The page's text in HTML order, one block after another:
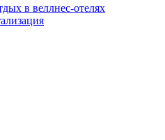
в веллнес-отелях